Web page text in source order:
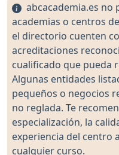
abcacademia.es no
academias o centros
el directorio cuenten
acreditaciones
cualificado que pueda
Algunas entidades
pequeños o negocios
no reglada. Te
especialización, la
experiencia del centro
cualquier curso.